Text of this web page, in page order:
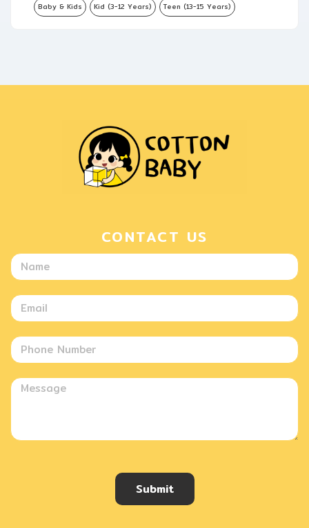
Baby & Kids Kid (3-12 Years) Teen (13-15 Years)
CONTACT US
Submit